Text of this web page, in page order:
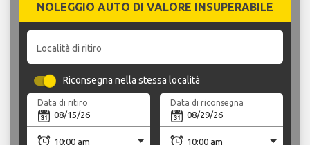
NOLEGGIO AUTO DI VALORE INSUPERABILE
Località di ritiro
Riconsegna nella stessa località
Data di ritiro Data di riconsegna